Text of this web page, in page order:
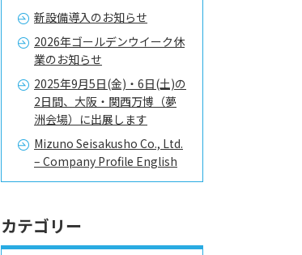
新設備導入のお知らせ
2026年ゴールデンウイーク休
業のお知らせ
2025年9月5日(金)・6日(土)の
2日間、大阪・関西万博（夢
洲会場）に出展します
Mizuno Seisakusho Co., Ltd.
– Company Profile English
カテゴリー